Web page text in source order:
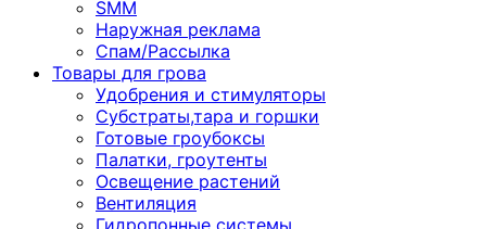
SMM
Наружная реклама
Спам/Рассылка
Товары для грова
Удобрения и стимуляторы
Субстраты,тара и горшки
Готовые гроубоксы
Палатки, гроутенты
Освещение растений
Вентиляция
Гидропонные системы